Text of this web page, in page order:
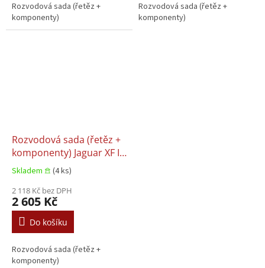
Rozvodová sada (řetěz +
komponenty)
Rozvodová sada (řetěz +
komponenty)
Rozvodová sada (řetěz +
komponenty) Jaguar XF I,
Jaguar XF II, Jaguar XF
SPORTBRAKE, Jaguar XJ
LAND ROVER DISCOVERY
III, Land Rover DISCOVERY
IV, Land Rover
DISCOVERY V 2.7D-3.0DH
06.2004+
Skladem 𖠿 (4 ks)
2 118 Kč bez DPH
2 605 Kč
Do košíku
Rozvodová sada (řetěz +
komponenty)